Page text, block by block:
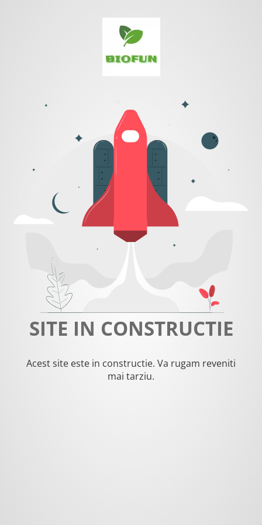
SITE IN CONSTRUCTIE
Acest site este in constructie. Va rugam reveniti
mai tarziu.